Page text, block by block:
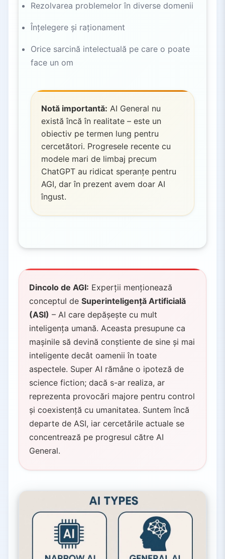
Rezolvarea problemelor în diverse domenii
Înțelegere și raționament
Orice sarcină intelectuală pe care o poate
face un om
Notă importantă: AI General nu
există încă în realitate – este un
obiectiv pe termen lung pentru
cercetători. Progresele recente cu
modele mari de limbaj precum
ChatGPT au ridicat speranțe pentru
AGI, dar în prezent avem doar AI
îngust.
Dincolo de AGI: Experții menționează
conceptul de Superinteligență Artificială
(ASI) – AI care depășește cu mult
inteligența umană. Aceasta presupune ca
mașinile să devină conștiente de sine și mai
inteligente decât oamenii în toate
aspectele. Super AI rămâne o ipoteză de
science fiction; dacă s-ar realiza, ar
reprezenta provocări majore pentru control
și coexistență cu umanitatea. Suntem încă
departe de ASI, iar cercetările actuale se
concentrează pe progresul către AI
General.